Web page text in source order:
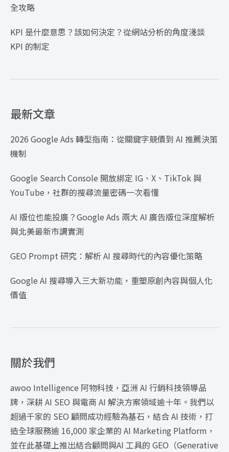
全攻略
KPI 是什麼意思？該如何決定？從網站分析的角度淺談
KPI 的制定
最新文章
2026 Google Ads 轉型指南：從關鍵字競價到 AI 推薦決策
機制
Google Search Console 開放綁定 IG、X、TikTok 與
YouTube，社群的搜尋流量密碼一次看懂
AI 版位也能投廣？Google Ads 兩大 AI 廣告版位深度解析
與北美最新市調實測
GEO Prompt 研究：解析 AI 搜尋時代的內容優化策略
Google AI 搜尋導入三大新功能，重塑原創內容與個人化
價值
關於我們
awoo Intelligence 阿物科技，亞洲 AI 行銷科技領導品
牌，深耕 AI SEO 與電商 AI 解決方案領域逾十年。我們以
超過千家的 SEO 顧問成功經驗為基石，結合 AI 技術，打
造全球服務逾 16,000 家企業的 AI Marketing Platform，
並在此基礎上推出結合顧問與AI 工具的 GEO（Generative